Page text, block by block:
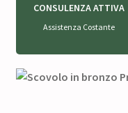
CONSULENZA ATTIVA
Assistenza Costante